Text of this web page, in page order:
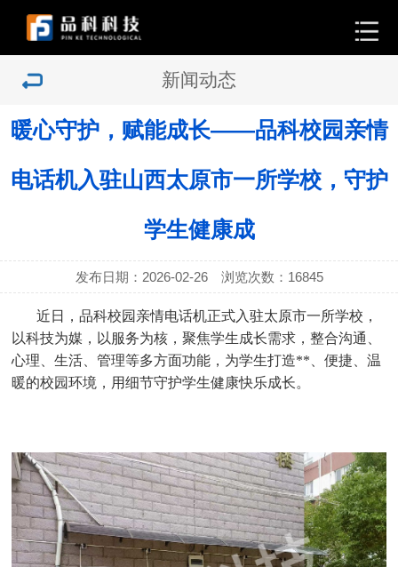
新闻动态
暖心守护，赋能成长——品科校园亲情
电话机入驻山西太原市一所学校，守护
学生健康成
发布日期：2026-02-26 浏览次数： 16845
近日，品科校园亲情电话机正式入驻太原市一所学校，
以科技为媒，以服务为核，聚焦学生成长需求，整合沟通、
心理、生活、管理等多方面功能，为学生打造**、便捷、温
暖的校园环境，用细节守护学生健康快乐成长。